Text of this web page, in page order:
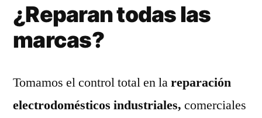
¿Reparan todas las
marcas?
Tomamos el control total en lareparación
electrodomésticos industriales, comerciales